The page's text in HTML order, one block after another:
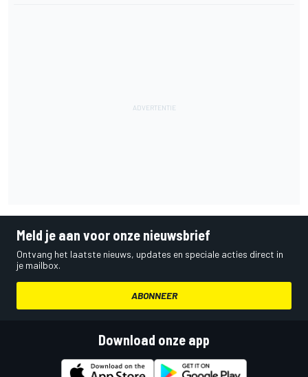
Meld je aan voor onze nieuwsbrief
Ontvang het laatste nieuws, updates en speciale acties direct in
je mailbox.
ABONNEER
Download onze app